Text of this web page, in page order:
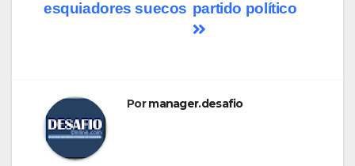
partido político
esquiadores suecos
Pormanager.desafio